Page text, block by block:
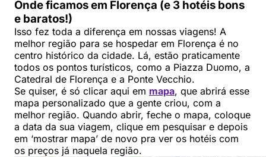
Onde ficamos em Florença (e 3 hotéis bons
e baratos!)
Isso fez toda a diferença em nossas viagens! A
melhor região para se hospedar em Florença é no
centro histórico da cidade. Lá, estão praticamente
todos os pontos turísticos, como a Piazza Duomo, a
Catedral de Florença e a Ponte Vecchio.
Se quiser, é só clicar aqui em mapa, que abrirá esse
mapa personalizado que a gente criou, com a
melhor região. Quando abrir, feche o mapa, coloque
a data da sua viagem, clique em pesquisar e depois
em ‘mostrar mapa’ de novo pra ver os hotéis com
os preços já naquela região.